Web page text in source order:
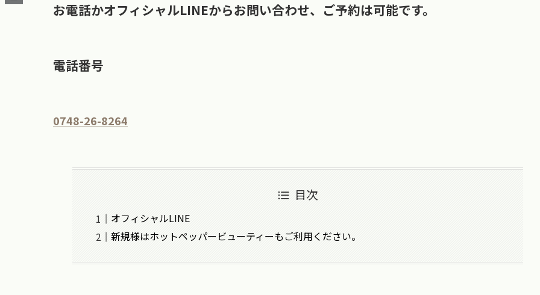
お電話かオフィシャルLINEからお問い合わせ、ご予約は可能です。
電話番号
0748-26-8264
目次
オフィシャルLINE
新規様はホットペッパービューティーもご利用ください。